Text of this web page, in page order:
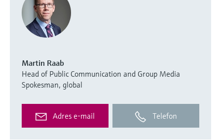
Martin Raab
Head of Public Communication and Group Media
Spokesman, global
Adres e-mail Telefon